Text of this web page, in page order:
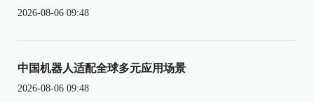
2026-08-06 09:48
中国机器人适配全球多元应用场景
2026-08-06 09:48